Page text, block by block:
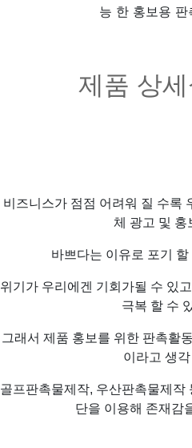
능 한 홍보용 판
제품 상
비즈니스가 점점 어려워 질 수록
체 광고 및 홍
바쁘다는 이유로 포기
위기가 우리에겐 기회가될 수 있
극복 할 수
그래서 제품 홍보를 위한 판촉활
이라고 생
골프판촉물제작, 우산판촉물제작
단을 이용해 존재감